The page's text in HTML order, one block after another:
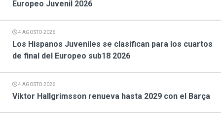
Europeo Juvenil 2026
4 AGOSTO 2026
Los Hispanos Juveniles se clasifican para los cuartos
de final del Europeo sub18 2026
4 AGOSTO 2026
Viktor Hallgrimsson renueva hasta 2029 con el Barça